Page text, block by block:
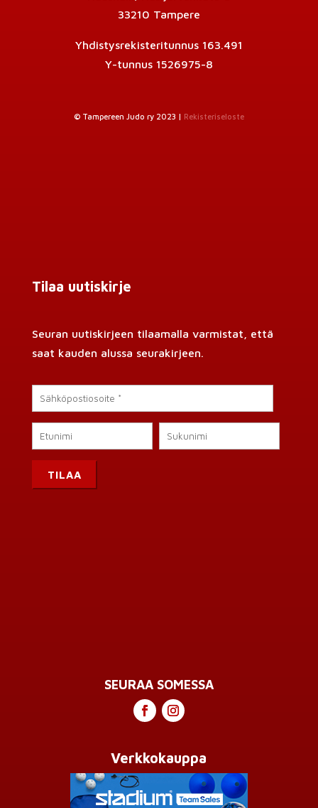
33210 Tampere
Yhdistysrekisteritunnus 163.491
Y-tunnus 1526975-8
© Tampereen Judo ry 2023 | Rekisteriseloste
Tilaa uutiskirje
Seuran uutiskirjeen tilaamalla varmistat, että
saat kauden alussa seurakirjeen.
SEURAA SOMESSA
Verkkokauppa